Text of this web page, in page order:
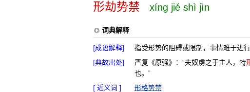
形劫势禁 xíng jié shì jìn
词典解释
[成语解释]
指受形势的阻碍或限制，事情难于进行
[典故出处]
严复《原强》：“夫奴虏之于主人，特
也。”
[ 近义词 ]
形格势禁